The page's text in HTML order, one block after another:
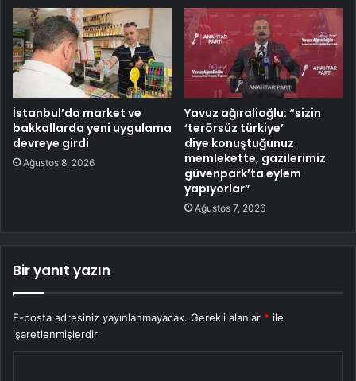
İstanbul’da market ve
bakkallarda yeni uygulama
devreye girdi
Ağustos 8, 2026
Yavuz ağıralioğlu: “sizin
‘terörsüz türkiye’
diye konuştuğunuz
memlekette, gazilerimiz
güvenpark’ta eylem
yapıyorlar”
Ağustos 7, 2026
Bir yanıt yazın
E-posta adresiniz yayınlanmayacak. Gerekli alanlar * ile
işaretlenmişlerdir